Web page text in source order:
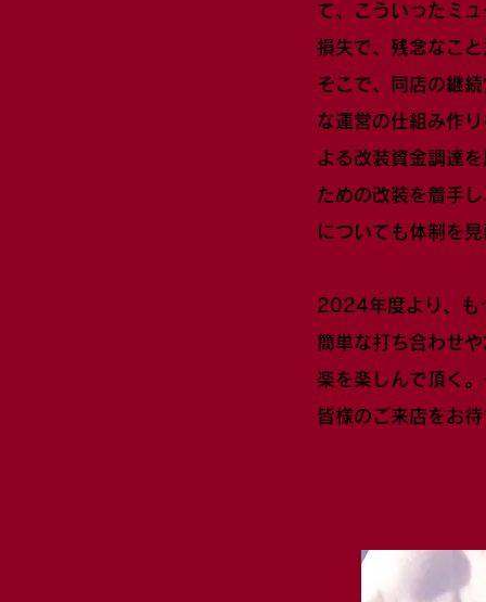
て、こういったミ
損失で、残念なこ
そこで、同店の継
な運営の仕組み作
よる改装資金調達
ための改装を着手
についても体制を
2024年度より、も
簡単な打ち合わせ
楽を楽しんで頂く
皆様のご来店をお